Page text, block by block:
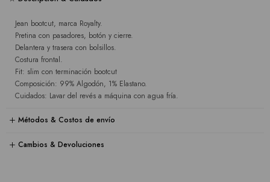
Jean bootcut, marca Royalty.
Pretina con pasadores, botón y cierre.
Delantera y trasera con bolsillos.
Costura frontal.
Fit: slim con terminación bootcut
Composición: 99% Algodón, 1% Elastano.
Cuidados: Lavar del revés a máquina con agua fría.
Métodos & Costos de envío
Cambios & Devoluciones